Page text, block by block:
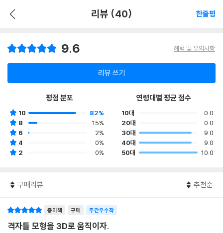
리뷰 (40) 한줄평
9.6 혜택 및 유의사항
리뷰 쓰기
평점 분포
10
82%
8
15%
6
2%
4
0%
2
0%
연령대별 평균 점수
10대
0.0
20대
0.0
30대
9.0
40대
9.0
50대
10.0
구매리뷰 추천순
종이책 구매 주간우수작
격자틀 모형을 3D로 움직이자.